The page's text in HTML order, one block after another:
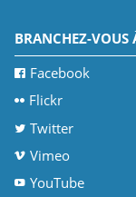
BRANCHEZ-VOUS
Facebook
Flickr
Twitter
Vimeo
YouTube